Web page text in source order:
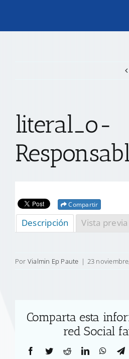
TRANSPARENCIA
CONTACTO
literal_o-
Compartir
Descripción Vista previa
Por Vialmin Ep Paute | 23
Comparta esta
red Social
Facebook
TwitterRedditLinkedIn